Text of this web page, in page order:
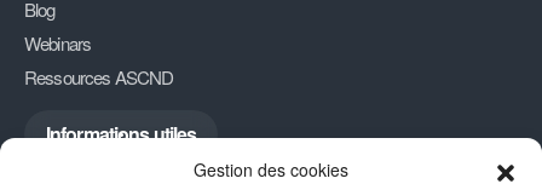
Gestion des cookies
Blog
Webinars
Ressources ASCND
Informations utiles